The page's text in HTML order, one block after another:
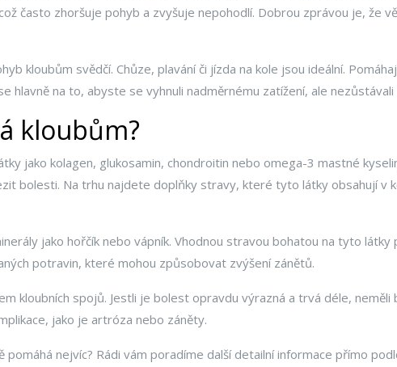
často zhoršuje pohyb a zvyšuje nepohodlí. Dobrou zprávou je, že
kloubům svědčí. Chůze, plavání či jízda na kole jsou ideální.
hlavně na to, abyste se vyhnuli nadměrnému zatížení, ale nezůstávali
kloubům?
jako kolagen, glukosamin, chondroitin nebo omega-3 mastné
bolesti. Na trhu najdete doplňky stravy, které tyto látky obsahují v
jako hořčík nebo vápník. Vhodnou stravou bohatou na tyto látky
potravin, které mohou způsobovat zvýšení zánětů.
kloubních spojů. Jestli je bolest opravdu výrazná a trvá déle, neměli
jako je artróza nebo záněty.
nejvíc? Rádi vám poradíme další detailní informace přímo